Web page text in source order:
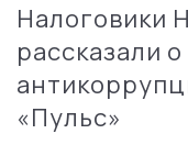
Налоговики
рассказали
«Пульс»